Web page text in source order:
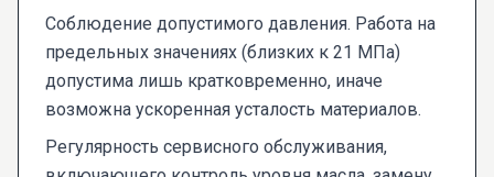
Соблюдение допустимого давления. Работа на
предельных значениях (близких к 21 МПа)
допустима лишь кратковременно, иначе
возможна ускоренная усталость материалов.
Регулярность сервисного обслуживания,